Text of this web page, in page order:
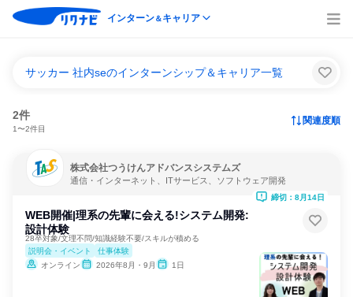
インターン＆キャリア
サッカー 社内seのインターンシップ＆キャリア一覧
2件
1〜2件目
関連度順
株式会社つうけんアドバンスシステムズ
通信・インターネット、ITサービス、ソフトウェア開発
WEB開催|理系の先輩に会える!システム開発:
設計体験
28卒対象/文理不問/知識経験不要/スキルが積める
説明会・イベント
仕事体験
オンライン
2026年8月・9月 1日
締切：8月14日